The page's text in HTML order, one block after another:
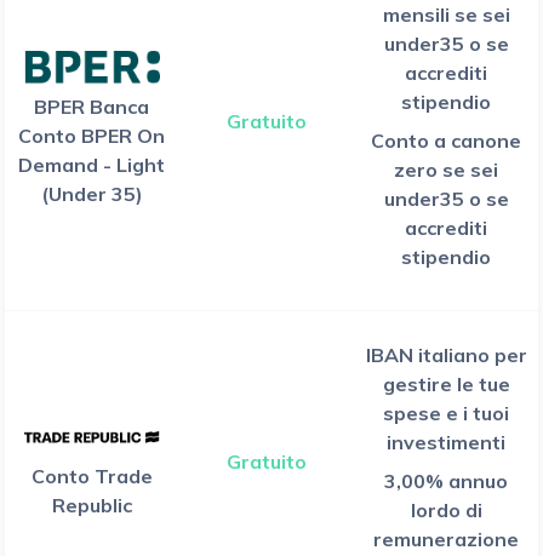
BPER Banca
Conto BPER On
Demand - Light
(Under 35)
Gratuito
mensili se sei
under35 o se
accrediti
stipendio
Conto a canone
zero se sei
under35 o se
accrediti
stipendio
Conto Trade
Republic
Gratuito
IBAN italiano per
gestire le tue
spese e i tuoi
investimenti
3,00% annuo
lordo di
remunerazione